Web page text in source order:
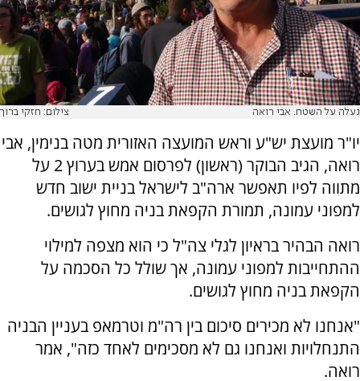
נעלה על השטח. אבי רואה צילום: חזקי ברוך
יו"ר מועצת יש"ע וראש המועצה האזורית מטה בנימין, אבי
רואה, הגיב הבוקר (ראשון) לפרסום אמש בערוץ 2 על
מתווה לפיו תאפשר ארה"ב לישראל בניית ישוב חדש
למפוני עמונה, תמורת הקפאת בניה מחוץ לגושים.
רואה הבהיר בראיון לגלי צה"ל כי הוא מצפה למילוי
ההתחייבות למפוני עמונה, אך שולל כל הסכמה על
הקפאת בניה מחוץ לגושים.
"אנחנו לא מכירים סיכום בין רה"מ וטרמאפ בעניין הבניה
התנחלויות ואנחנו גם לא מסכימים לאחד כזה", אמר
רואה.